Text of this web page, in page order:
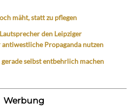
mäht, statt zu pflegen
den Leipziger
Propaganda nutzen
selbst entbehrlich machen
Werbung